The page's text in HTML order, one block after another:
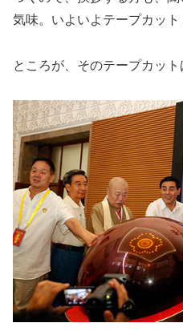
気味。いよいよテープカット
ところが、そのテープカット